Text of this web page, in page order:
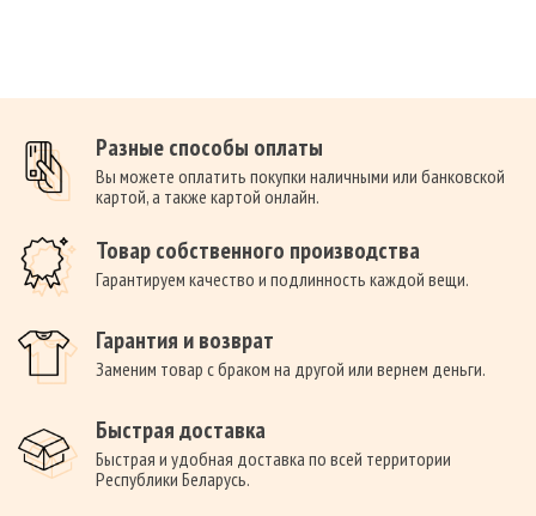
Разные способы оплаты
Вы можете оплатить покупки наличными или банковской
картой, а также картой онлайн.
Товар собственного производства
Гарантируем качество и подлинность каждой вещи.
Гарантия и возврат
Заменим товар с браком на другой или вернем деньги.
Быстрая доставка
Быстрая и удобная доставка по всей территории
Республики Беларусь.